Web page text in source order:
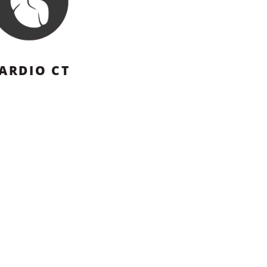
CT